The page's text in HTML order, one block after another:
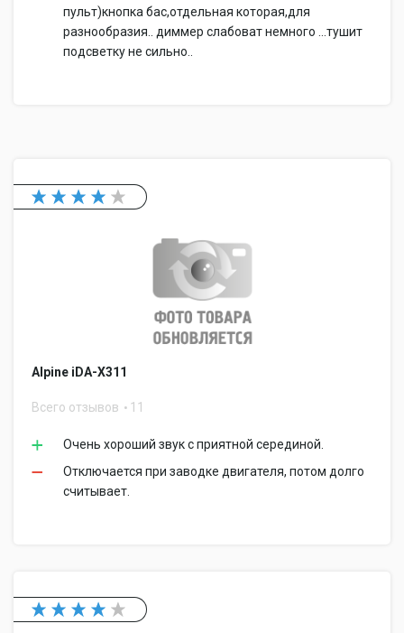
пульт)кнопка бас,отдельная которая,для
разнообразия.. диммер слабоват немного ...тушит
подсветку не сильно..
Alpine iDA-X311
Всего отзывов 11
Очень хороший звук с приятной серединой.
Отключается при заводке двигателя, потом долго
считывает.